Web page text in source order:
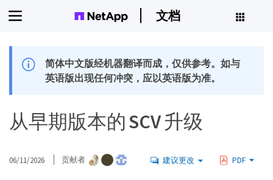
文档
简体中文版经机器翻译而成，仅供参考。如与
英语版出现任何冲突，应以英语版为准。
从早期版本的 SCV 升级
06/11/2026 贡献者 建议更改 PDF